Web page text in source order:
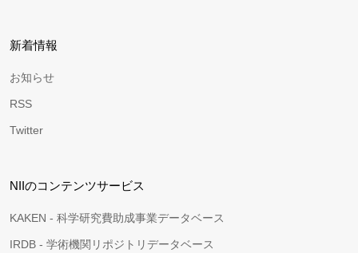
新着情報
お知らせ
RSS
Twitter
NIIのコンテンツサービス
KAKEN - 科学研究費助成事業データベース
IRDB - 学術機関リポジトリデータベース